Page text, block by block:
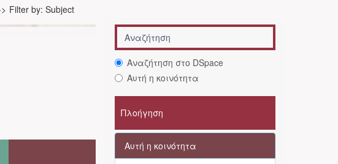
Filter by: Subject
Αναζήτηση στο DSpace
Αυτή η κοινότητα
Πλοήγηση
Αυτή η κοινότητα